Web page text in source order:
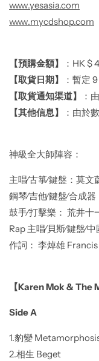
www.yesasia.com
www.mycdshop.com
【預購金額】 ： HK $
【取貨日期】
：暫定 9
【取貨通知渠道】
：
【其他信息】
：由於
神級全大師陣容：
主唱∕古箏∕鍵盤：莫
鋼琴∕吉他∕鍵盤∕合成
鼓手∕打擊樂： 荒井十
Rap 主唱∕貝斯∕鍵盤∕
作詞： 李焯雄 Francis
【Karen Mok & The
Side A
1.豹變
2.相生 Beget